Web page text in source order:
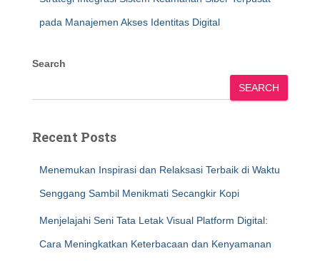
pada Manajemen Akses Identitas Digital
Search
SEARCH
Recent Posts
Menemukan Inspirasi dan Relaksasi Terbaik di Waktu
Senggang Sambil Menikmati Secangkir Kopi
Menjelajahi Seni Tata Letak Visual Platform Digital:
Cara Meningkatkan Keterbacaan dan Kenyamanan